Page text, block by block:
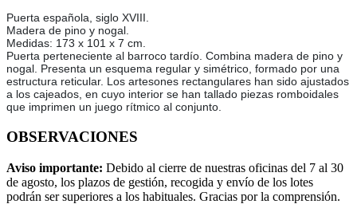
Puerta española, siglo XVIII.
Madera de pino y nogal.
Medidas: 173 x 101 x 7 cm.
Puerta perteneciente al barroco tardío. Combina madera de pino y
nogal. Presenta un esquema regular y simétrico, formado por una
estructura reticular. Los artesones rectangulares han sido ajustados
a los cajeados, en cuyo interior se han tallado piezas romboidales
que imprimen un juego rítmico al conjunto.
OBSERVACIONES
Aviso importante: Debido al cierre de nuestras oficinas del 7 al 30
de agosto, los plazos de gestión, recogida y envío de los lotes
podrán ser superiores a los habituales. Gracias por la comprensión.